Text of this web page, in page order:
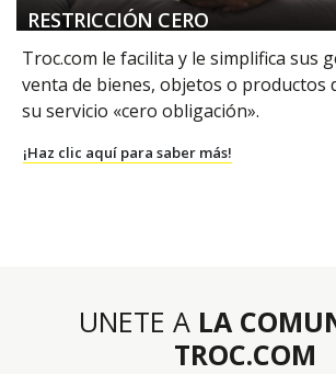
RESTRICCIÓN CERO
Troc.com le facilita y le simplifica sus
venta de bienes, objetos o productos
su servicio «cero obligación».
¡Haz clic aquí para saber más!
UNETE A LA
TROC.COM